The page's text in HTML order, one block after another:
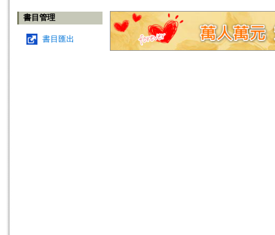
書目管理
書目匯出